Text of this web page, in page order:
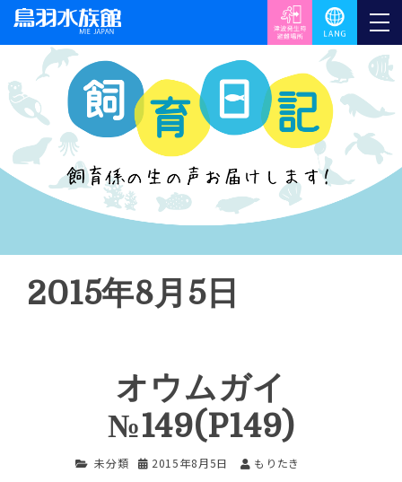
2015年8月5日
オウムガイ
№149(P149)
未分類 2015年8月5日 もりたき